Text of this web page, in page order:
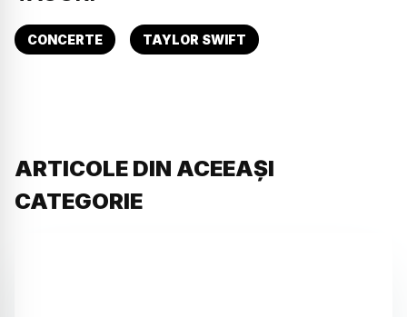
CONCERTE TAYLOR SWIFT
ARTICOLE DIN ACEEAȘI
CATEGORIE